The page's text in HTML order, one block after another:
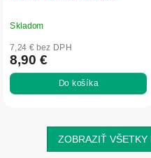
Skladom
7,24 € bez DPH
8,90 €
Do košíka
ZOBRAZIŤ VŠETKY